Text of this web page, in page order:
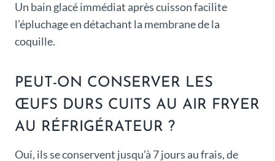
Un bain glacé immédiat après cuisson facilite
l’épluchage en détachant la membrane de la
coquille.
PEUT-ON CONSERVER LES
ŒUFS DURS CUITS AU AIR FRYER
AU RÉFRIGÉRATEUR ?
Oui, ils se conservent jusqu’à 7 jours au frais, de